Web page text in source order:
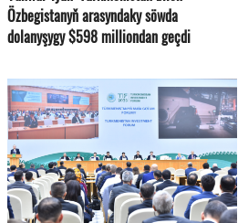
Özbegistanyň arasyndaky söwda
dolanyşygy $598 milliondan geçdi